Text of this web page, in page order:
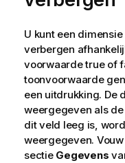
U kunt een
verbergen
voorwaarde true of
toonvoorwaarde
een uitdrukking. De
weergegeven als
dit veld leeg is,
weergegeven.
sectie Gegevens